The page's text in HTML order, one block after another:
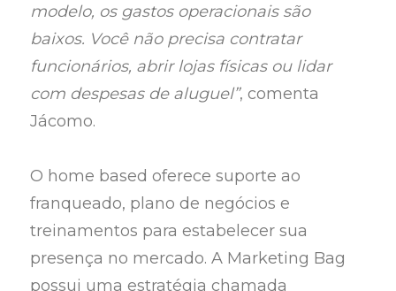
modelo, os gastos operacionais são
baixos. Você não precisa contratar
funcionários, abrir lojas físicas ou lidar
com despesas de aluguel”, comenta
Jácomo.
O home based oferece suporte ao
franqueado, plano de negócios e
treinamentos para estabelecer sua
presença no mercado. A Marketing Bag
possui uma estratégia chamada